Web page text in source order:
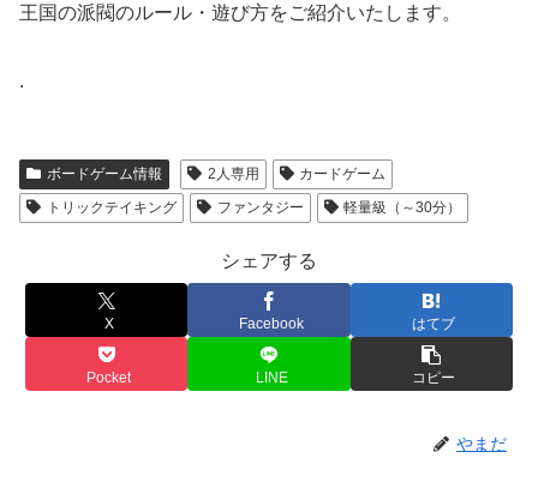
王国の派閥のルール・遊び方をご紹介いたします。
.
ボードゲーム情報 2人専用
カードゲーム
トリックテイキング
ファンタジー 軽量級（～30分）
シェアする
X Facebook はてブ
Pocket LINE コピー
やまだ